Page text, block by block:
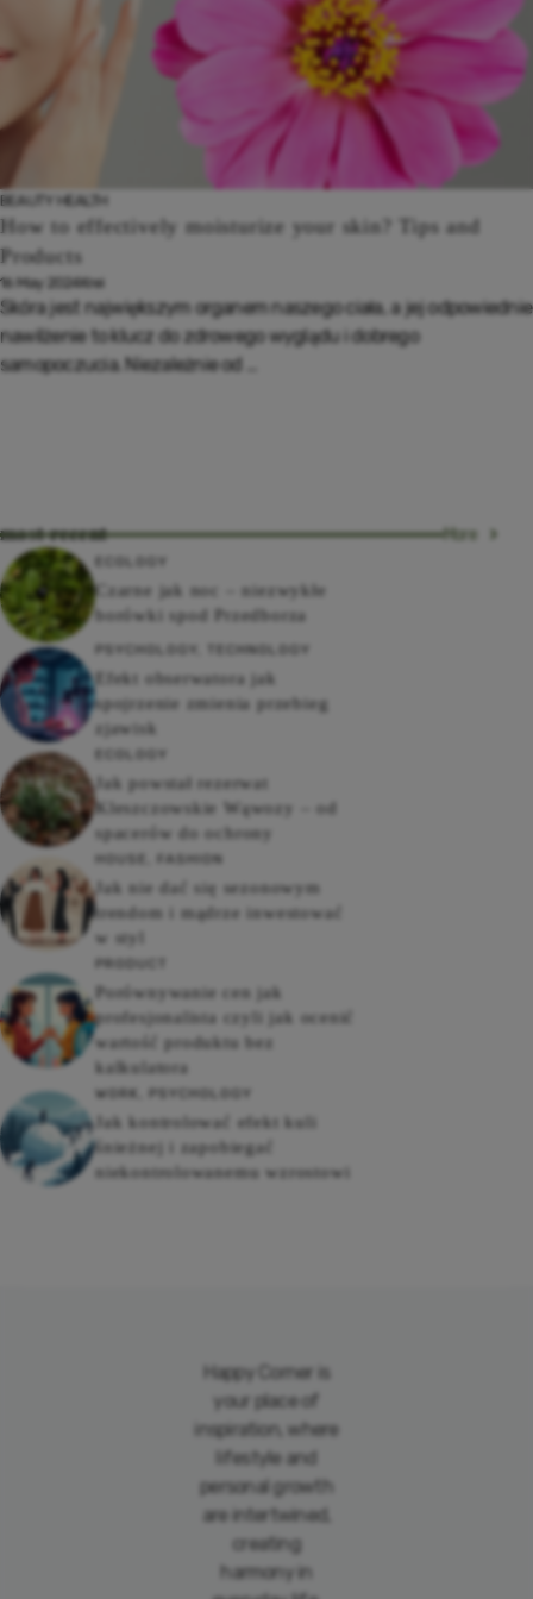
BEAUTY HEALTH
How to effectively moisturize your skin? Tips and
Products
16 May 2024Krei
Skóra jest największym organem naszego ciała, a jej odpowiednie
nawilżenie to klucz do zdrowego wyglądu i dobrego
samopoczucia. Niezależnie od ...
most recent More
Czarne jak noc – niezwykłe
borówki spod Przedborza
PSYCHOLOGY TECHNOLOGY
Efekt obserwatora jak
spojrzenie zmienia przebieg
zjawisk
ECOLOGY
Jak powstał rezerwat
Kleszczowskie Wąwozy – od
spacerów do ochrony
HOUSE FASHION
Jak nie dać się sezonowym
trendom i mądrze inwestować
w styl
PRODUCT
Porównywanie cen jak
profesjonalista czyli jak ocenić
wartość produktu bez
kalkulatora
WORK PSYCHOLOGY
Jak kontrolować efekt kuli
śnieżnej i zapobiegać
niekontrolowanemu wzrostowi
Happy Corner is
your place of
inspiration, where
lifestyle and
personal growth
are intertwined,
creating
harmony in